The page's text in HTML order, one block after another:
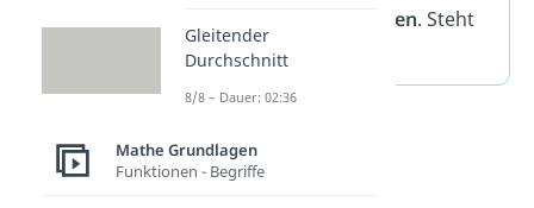
oben. Steht
dort ein–, nach
Gleitender
Durchschnitt
8/8 – Dauer: 02:36
Mathe Grundlagen
Funktionen - Begriffe